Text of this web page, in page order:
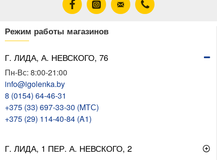
Режим работы магазинов
Г. ЛИДА, А. НЕВСКОГО, 76
Пн-Вс: 8:00-21:00
info@igolenka.by
8 (0154) 64-46-31
+375 (33) 697-33-30 (MТС)
+375 (29) 114-40-84 (A1)
Г. ЛИДА, 1 ПЕР. А. НЕВСКОГО, 2